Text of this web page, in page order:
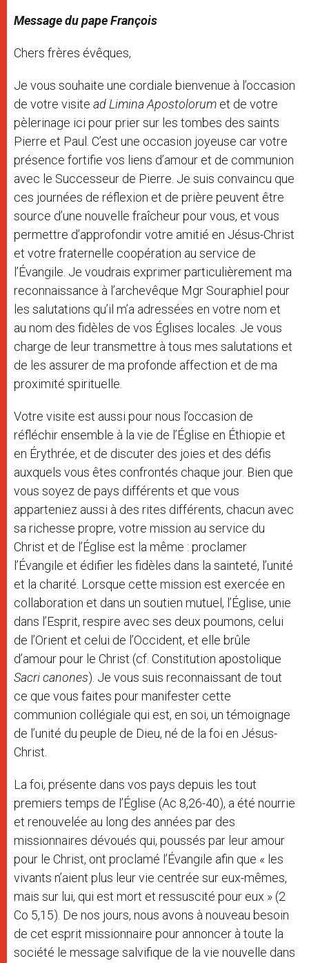
Message du pape François
Chers frères évêques,
Je vous souhaite une cordiale bienvenue à l’occasion
de votre visite ad Limina Apostolorum et de votre
pèlerinage ici pour prier sur les tombes des saints
Pierre et Paul. C’est une occasion joyeuse car votre
présence fortifie vos liens d’amour et de communion
avec le Successeur de Pierre. Je suis convaincu que
ces journées de réflexion et de prière peuvent être
source d’une nouvelle fraîcheur pour vous, et vous
permettre d’approfondir votre amitié en Jésus-Christ
et votre fraternelle coopération au service de
l’Évangile. Je voudrais exprimer particulièrement ma
reconnaissance à l’archevêque Mgr Souraphiel pour
les salutations qu’il m’a adressées en votre nom et
au nom des fidèles de vos Églises locales. Je vous
charge de leur transmettre à tous mes salutations et
de les assurer de ma profonde affection et de ma
proximité spirituelle.
Votre visite est aussi pour nous l’occasion de
réfléchir ensemble à la vie de l’Église en Éthiopie et
en Érythrée, et de discuter des joies et des défis
auxquels vous êtes confrontés chaque jour. Bien que
vous soyez de pays différents et que vous
apparteniez aussi à des rites différents, chacun avec
sa richesse propre, votre mission au service du
Christ et de l’Église est la même : proclamer
l’Évangile et édifier les fidèles dans la sainteté, l’unité
et la charité. Lorsque cette mission est exercée en
collaboration et dans un soutien mutuel, l’Église, unie
dans l’Esprit, respire avec ses deux poumons, celui
de l’Orient et celui de l’Occident, et elle brûle
d’amour pour le Christ (cf. Constitution apostolique
Sacri canones). Je vous suis reconnaissant de tout
ce que vous faites pour manifester cette
communion collégiale qui est, en soi, un témoignage
de l’unité du peuple de Dieu, né de la foi en Jésus-
Christ.
La foi, présente dans vos pays depuis les tout
premiers temps de l’Église (Ac 8,26-40), a été nourrie
et renouvelée au long des années par des
missionnaires dévoués qui, poussés par leur amour
pour le Christ, ont proclamé l’Évangile afin que « les
vivants n’aient plus leur vie centrée sur eux-mêmes,
mais sur lui, qui est mort et ressuscité pour eux » (2
Co 5,15). De nos jours, nous avons à nouveau besoin
de cet esprit missionnaire pour annoncer à toute la
société le message salvifique de la vie nouvelle dans